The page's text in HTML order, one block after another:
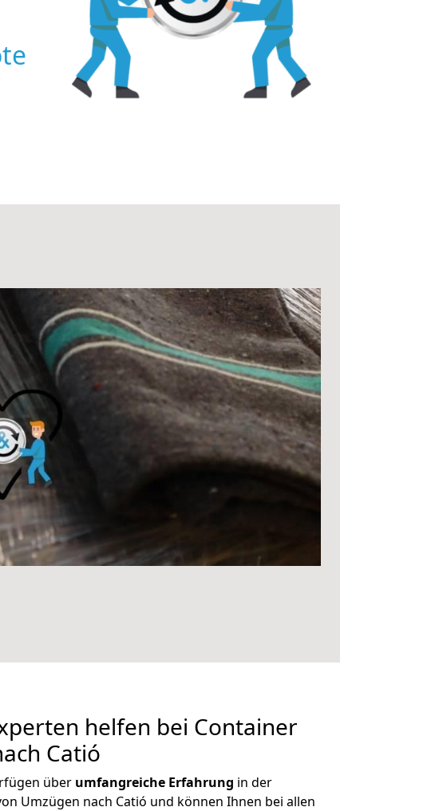
helfen bei Container
Catió
über umfangreiche Erfahrung in der
Umzügen nach Catió und können Ihnen bei allen